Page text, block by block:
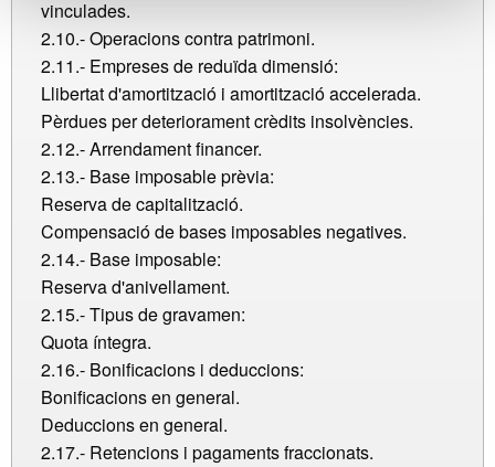
vinculades.
2.10.- Operacions contra patrimoni.
2.11.- Empreses de reduïda dimensió:
Llibertat d'amortització i amortització accelerada.
Pèrdues per deteriorament crèdits insolvències.
2.12.- Arrendament financer.
2.13.- Base imposable prèvia:
Reserva de capitalització.
Compensació de bases imposables negatives.
2.14.- Base imposable:
Reserva d'anivellament.
2.15.- Tipus de gravamen:
Quota íntegra.
2.16.- Bonificacions i deduccions:
Bonificacions en general.
Deduccions en general.
2.17.- Retencions i pagaments fraccionats.